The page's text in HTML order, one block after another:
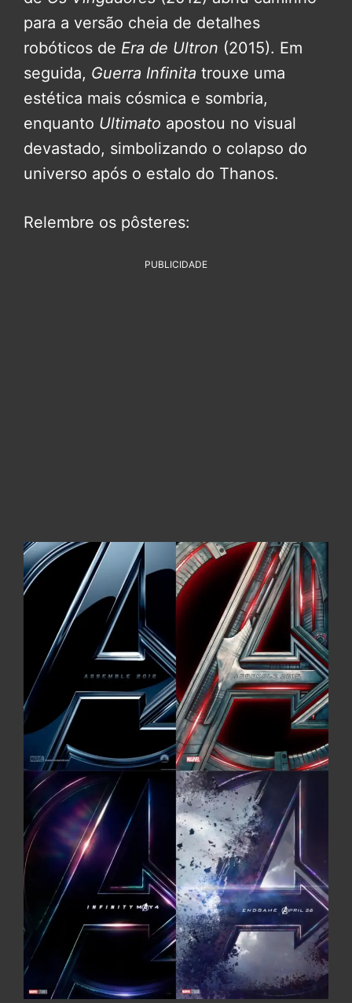
para a versão cheia de detalhes
robóticos de Era de Ultron (2015). Em
seguida, Guerra Infinita trouxe uma
estética mais cósmica e sombria,
enquanto Ultimato apostou no visual
devastado, simbolizando o colapso do
universo após o estalo do Thanos.
Relembre os pôsteres:
PUBLICIDADE